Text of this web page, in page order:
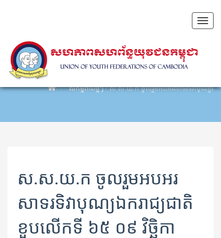
Toggle
សកម្មភាពថ្មីៗ /ស.ស.យ.ក ចូល​រួម​អបអរសាទរ​ទិវា​បុណ្យ​ឯករ
ស.ស.យ.ក ចូល​រួម​អបអរ
សាទរ​ទិវា​បុណ្យ​ឯករាជ្យ​ជាតិ​
ខួប​លើក​ទី ៦៥ ០៩ វិច្ឆិកា